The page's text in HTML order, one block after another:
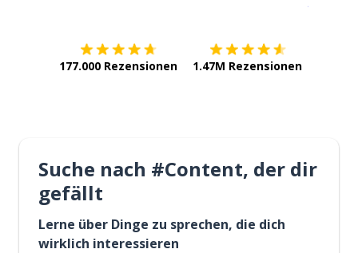
177.000 Rezensionen 1.47M Rezensionen
Suche nach #Content, der dir
gefällt
Lerne über Dinge zu sprechen, die dich
wirklich interessieren